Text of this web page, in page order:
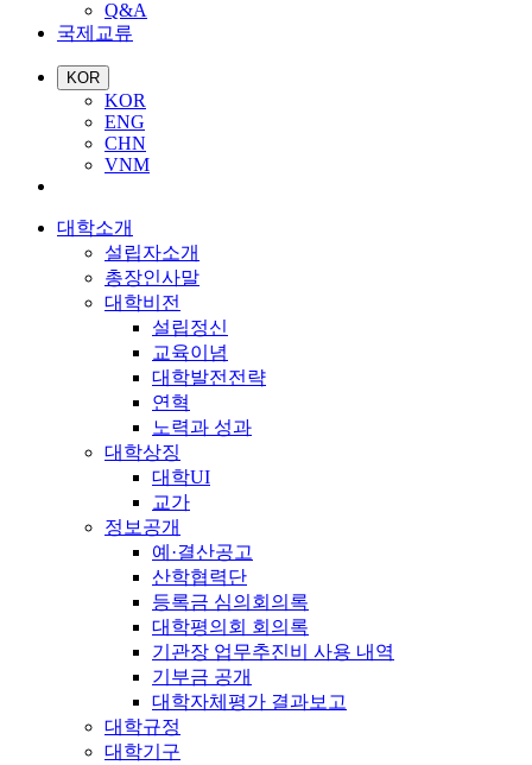
Q&A
국제교류
KOR
KOR
ENG
CHN
VNM
대학소개
설립자소개
총장인사말
대학비전
설립정신
교육이념
대학발전전략
연혁
노력과 성과
대학상징
대학UI
교가
정보공개
예·결산공고
산학협력단
등록금 심의회의록
대학평의회 회의록
기관장 업무추진비 사용 내역
기부금 공개
대학자체평가 결과보고
대학규정
대학기구